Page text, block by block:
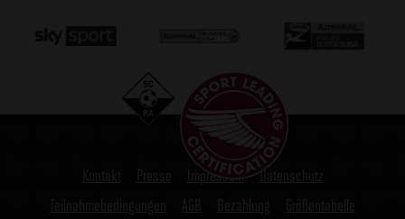
Kontakt Presse Impressum
Datenschutz
Teilnahmebedingungen
AGB Bezahlung Größentabelle